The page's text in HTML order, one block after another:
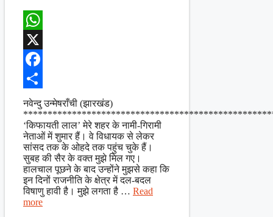
WhatsApp
X
Facebook
Share
नवेन्दु उन्मेषराँची (झारखंड)
‘किफायती लाल’ मेरे शहर के नामी-गिरामी
नेताओं में शुमार हैं। वे विधायक से लेकर
सांसद तक के ओहदे तक पहुंच चुके हैं।
सुबह की सैर के वक्त मुझे मिल गए।
हालचाल पूछने के बाद उन्होंने मुझसे कहा कि
इन दिनों राजनीति के क्षेत्र में दल-बदल
विषाणु हावी है। मुझे लगता है … Read
more